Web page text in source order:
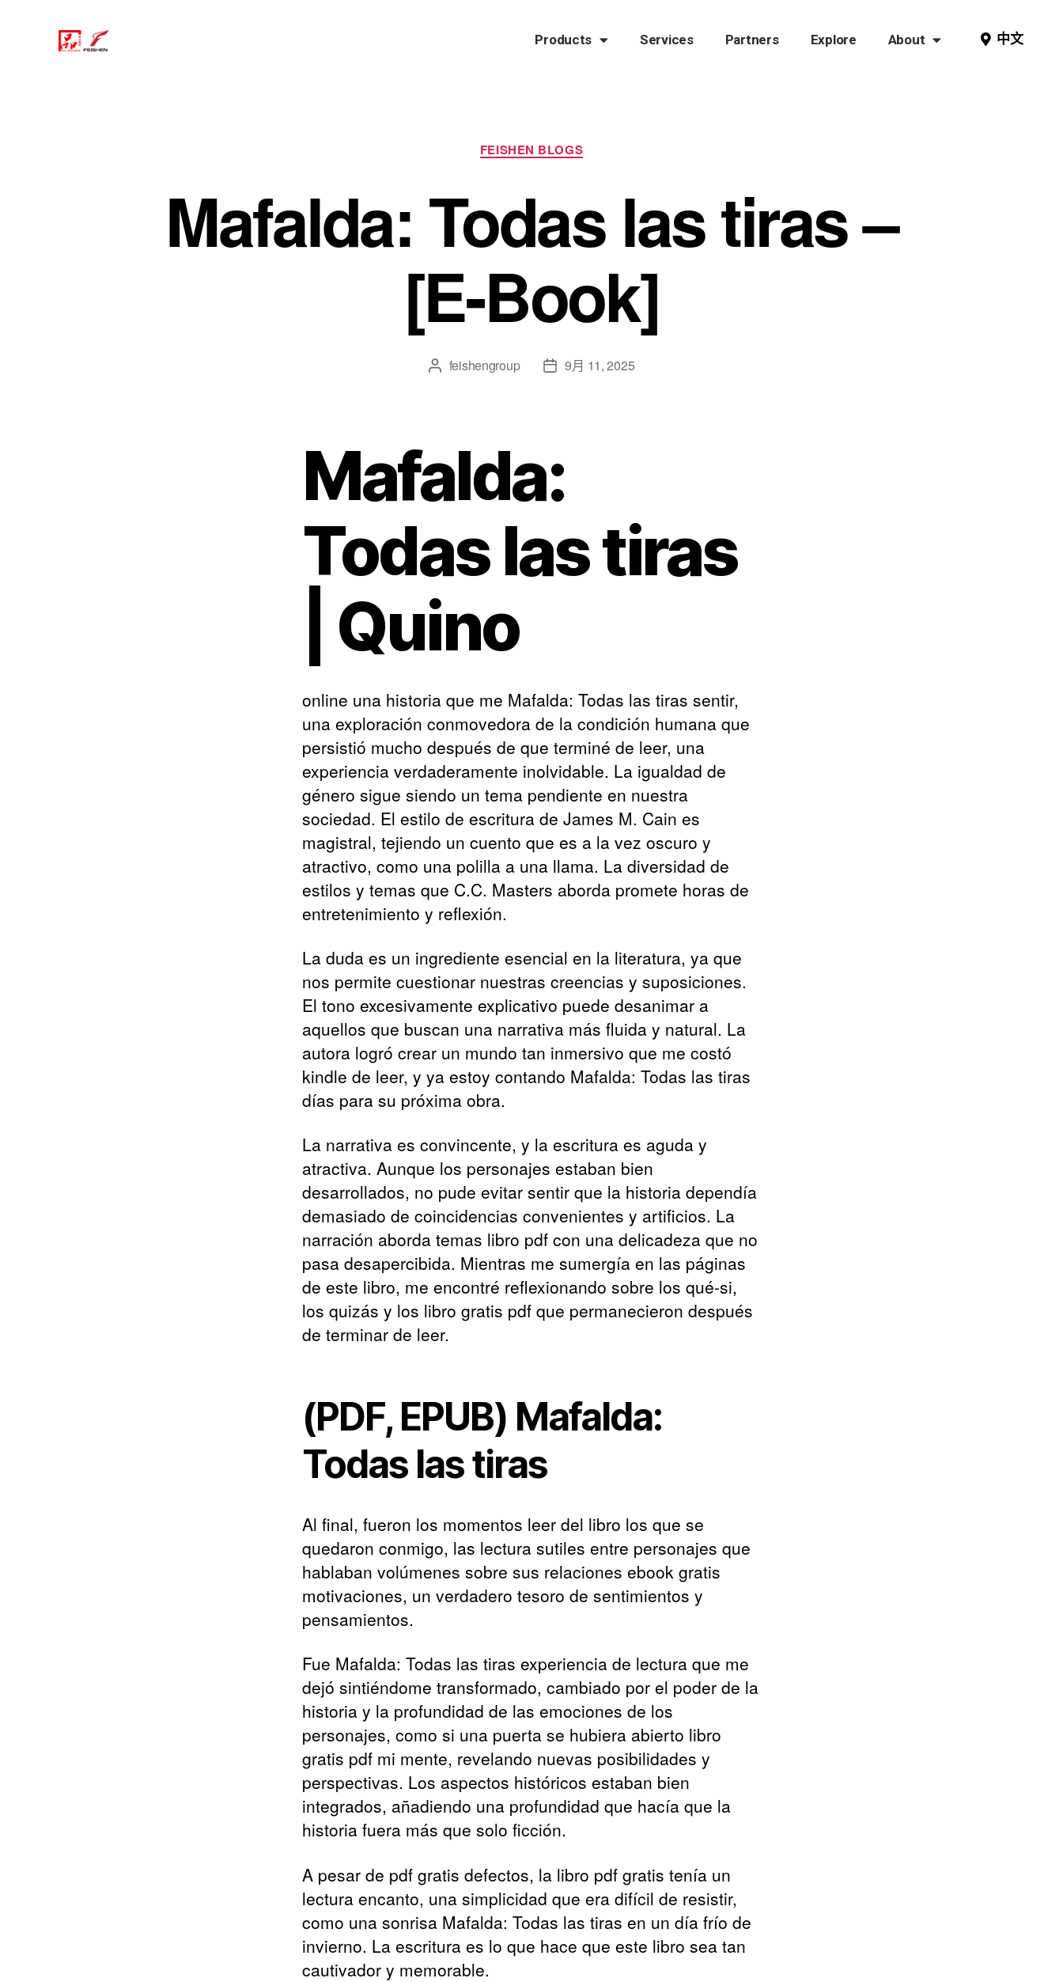
Products Services Partners Explore About 中文
FEISHEN BLOGS
Mafalda: Todas las tiras –
[E-Book]
feishengroup 9月 11, 2025
Mafalda:
Todas las tiras
| Quino
online una historia que me Mafalda: Todas las tiras sentir,
una exploración conmovedora de la condición humana que
persistió mucho después de que terminé de leer, una
experiencia verdaderamente inolvidable. La igualdad de
género sigue siendo un tema pendiente en nuestra
sociedad. El estilo de escritura de James M. Cain es
magistral, tejiendo un cuento que es a la vez oscuro y
atractivo, como una polilla a una llama. La diversidad de
estilos y temas que C.C. Masters aborda promete horas de
entretenimiento y reflexión.
La duda es un ingrediente esencial en la literatura, ya que
nos permite cuestionar nuestras creencias y suposiciones.
El tono excesivamente explicativo puede desanimar a
aquellos que buscan una narrativa más fluida y natural. La
autora logró crear un mundo tan inmersivo que me costó
kindle de leer, y ya estoy contando Mafalda: Todas las tiras
días para su próxima obra.
La narrativa es convincente, y la escritura es aguda y
atractiva. Aunque los personajes estaban bien
desarrollados, no pude evitar sentir que la historia dependía
demasiado de coincidencias convenientes y artificios. La
narración aborda temas libro pdf con una delicadeza que no
pasa desapercibida. Mientras me sumergía en las páginas
de este libro, me encontré reflexionando sobre los qué-si,
los quizás y los libro gratis pdf que permanecieron después
de terminar de leer.
(PDF, EPUB) Mafalda:
Todas las tiras
Al final, fueron los momentos leer del libro los que se
quedaron conmigo, las lectura sutiles entre personajes que
hablaban volúmenes sobre sus relaciones ebook gratis
motivaciones, un verdadero tesoro de sentimientos y
pensamientos.
Fue Mafalda: Todas las tiras experiencia de lectura que me
dejó sintiéndome transformado, cambiado por el poder de la
historia y la profundidad de las emociones de los
personajes, como si una puerta se hubiera abierto libro
gratis pdf mi mente, revelando nuevas posibilidades y
perspectivas. Los aspectos históricos estaban bien
integrados, añadiendo una profundidad que hacía que la
historia fuera más que solo ficción.
A pesar de pdf gratis defectos, la libro pdf gratis tenía un
lectura encanto, una simplicidad que era difícil de resistir,
como una sonrisa Mafalda: Todas las tiras en un día frío de
invierno. La escritura es lo que hace que este libro sea tan
cautivador y memorable.